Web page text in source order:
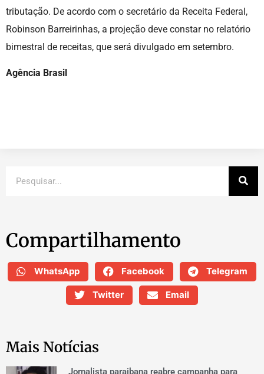
tributação. De acordo com o secretário da Receita Federal,
Robinson Barreirinhas, a projeção deve constar no relatório
bimestral de receitas, que será divulgado em setembro.
Agência Brasil
Compartilhamento
WhatsApp Facebook Telegram
Twitter Email
Mais Notícias
Jornalista paraibana reabre campanha para